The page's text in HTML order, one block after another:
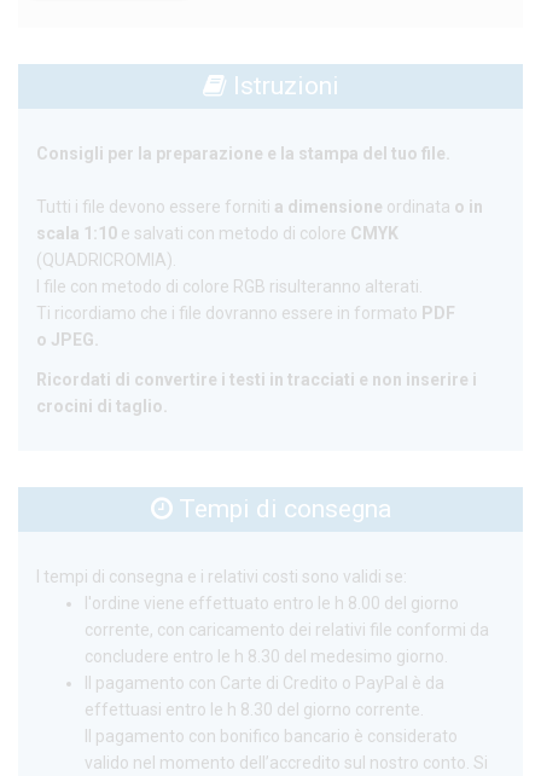
Istruzioni
Consigli per la preparazione e la stampa del tuo file.
Tutti i file devono essere forniti a dimensione ordinata o in
scala 1:10 e salvati con metodo di colore CMYK
(QUADRICROMIA).
I file con metodo di colore RGB risulteranno alterati.
Ti ricordiamo che i file dovranno essere in formato PDF
o JPEG
Ricordati di convertire i testi in tracciati e non inserire i
crocini di taglio.
Tempi di consegna
I tempi di consegna e i relativi costi sono validi se:
l'ordine viene effettuato entro le h 8.00 del giorno
corrente, con caricamento dei relativi file conformi da
concludere entro le h 8.30 del medesimo giorno.
Il pagamento con Carte di Credito o PayPal è da
effettuasi entro le h 8.30 del giorno corrente.
Il pagamento con bonifico bancario è considerato
valido nel momento dell’accredito sul nostro conto. Si